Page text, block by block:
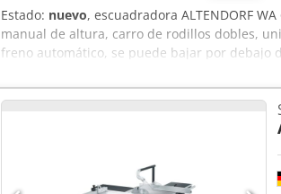
Estado: nuevo, escuadradora ALTENDORF
manual de altura, carro de rodillos dobles,
freno automático, se puede bajar por debajo
giro: 0 - 45 °, Longitud de corte: 2.500 mm,
corte: 100 mm, Ø máx. de la hoja de sierra:
Velocidades: 4.200 rpm Potencia motor
Altura de la mesa de trabajo: 910 mm,